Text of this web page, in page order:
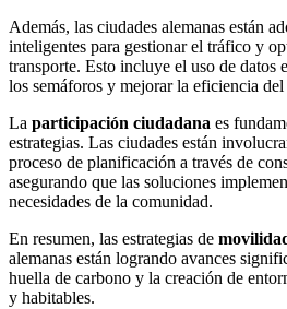
Además, las ciudades alemanas están
inteligentes para gestionar el tráfico y
transporte. Esto incluye el uso de datos
los semáforos y mejorar la eficiencia
La participación ciudadana es
estrategias. Las ciudades están
proceso de planificación a través de
asegurando que las soluciones
necesidades de la comunidad.
En resumen, las estrategias de
alemanas están logrando avances
huella de carbono y la creación de
y habitables.